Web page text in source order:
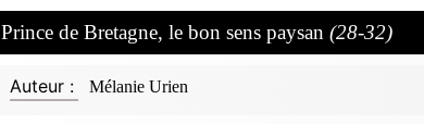
Prince de Bretagne, le bon sens paysan (28-32)
Auteur : Mélanie Urien